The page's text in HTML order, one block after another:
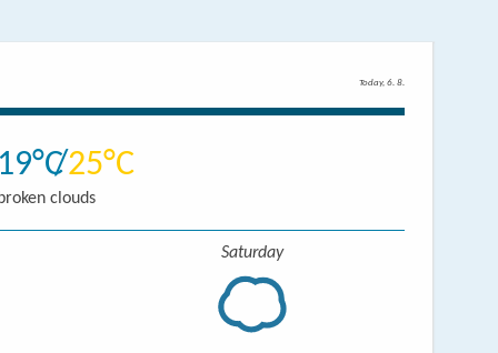
Today, 6. 8.
19 25
broken clouds
Saturday